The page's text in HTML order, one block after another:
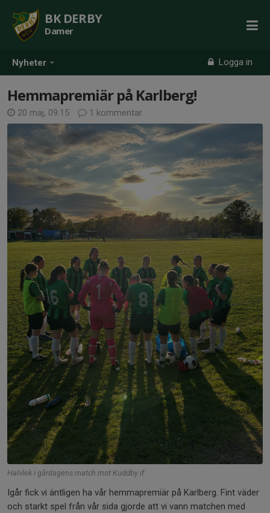
Nyheter Logga in
BK DERBY
Damer
Hemmapremiär på Karlberg!
20 maj, 09:15 1 kommentar
Halvlek i gårdagens match mot Kuddby if
Igår fick vi äntligen ha vår hemmapremiär på Karlberg. Fint väder
och starkt spel från vår sida gjorde att vi vann matchen med